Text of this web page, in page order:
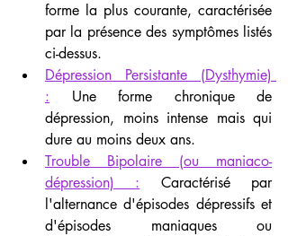
forme la plus courante, caractérisée
par la présence des symptômes listés
ci-dessus.
Dépression Persistante (Dysthymie)
: Une forme chronique de
dépression, moins intense mais qui
dure au moins deux ans.
Trouble Bipolaire (ou maniaco-
dépression) : Caractérisé par
l'alternance d'épisodes dépressifs et
d'épisodes maniaques ou